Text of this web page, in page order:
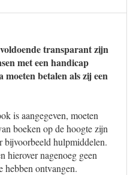
transparant zijn
met een handicap
moeten betalen als zij een
is aangegeven, moeten
boeken op de hoogte zijn
bijvoorbeeld hulpmiddelen.
hierover nagenoeg geen
hebben ontvangen.